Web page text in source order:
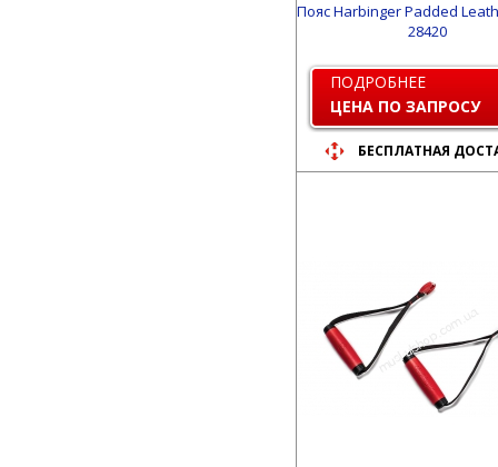
Пояс Harbinger Padded
28420
ПОДРОБНЕЕ
ЦЕНА ПО ЗАПРОСУ
БЕСПЛАТНАЯ